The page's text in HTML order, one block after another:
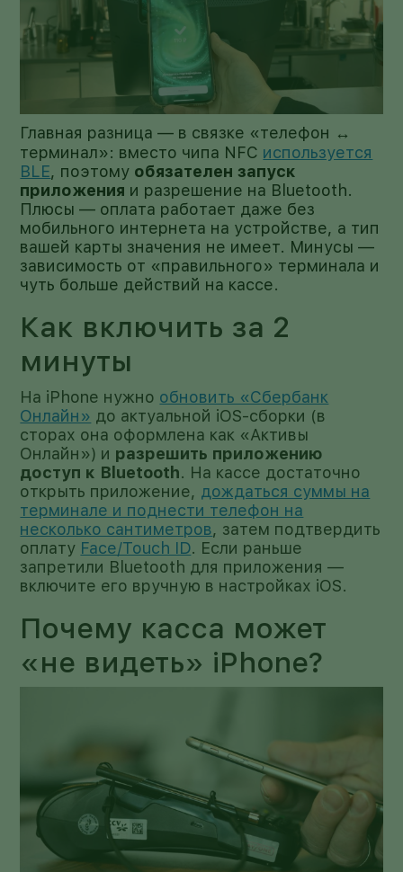
Главная разница — в связке «телефон ↔
терминал»: вместо чипа NFC используется
BLE, поэтому обязателен запуск
приложения и разрешение на Bluetooth.
Плюсы — оплата работает даже без
мобильного интернета на устройстве, а тип
вашей карты значения не имеет. Минусы —
зависимость от «правильного» терминала и
чуть больше действий на кассе.
Как включить за 2
минуты
На iPhone нужно обновить «Сбербанк
Онлайн» до актуальной iOS-сборки (в
сторах она оформлена как «Активы
Онлайн») и разрешить приложению
доступ к Bluetooth. На кассе достаточно
открыть приложение, дождаться суммы на
терминале и поднести телефон на
несколько сантиметров, затем подтвердить
оплату Face/Touch ID. Если раньше
запретили Bluetooth для приложения —
включите его вручную в настройках iOS.
Почему касса может
«не видеть» iPhone?